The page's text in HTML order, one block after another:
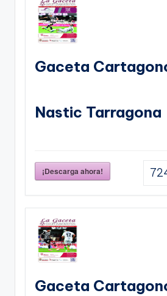
Gaceta
Nastic Tarragona
¡Descarga ahora!
Gaceta